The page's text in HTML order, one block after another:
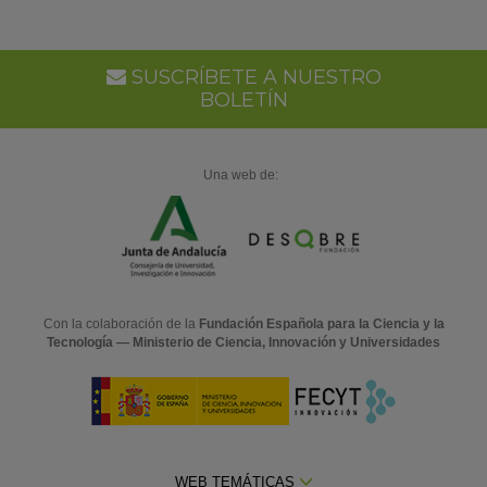
SUSCRÍBETE A NUESTRO
BOLETÍN
Una web de:
Con la colaboración de la Fundación Española para la Ciencia y la
Tecnología — Ministerio de Ciencia, Innovación y Universidades
WEB TEMÁTICAS